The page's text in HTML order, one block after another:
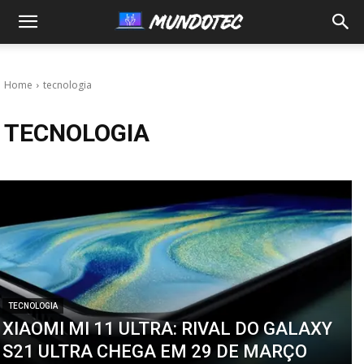
MundoTec
Home tecnologia
TECNOLOGIA
TECNOLOGIA
XIAOMI MI 11 ULTRA: RIVAL DO GALAXY
S21 ULTRA CHEGA EM 29 DE MARÇO